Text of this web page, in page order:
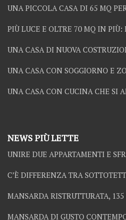
UNA PICCOLA CASA DI 65 MQ
PIÙ LUCE E OLTRE 70 MQ IN PIÙ:
UNA CASA DI NUOVA
UNA CASA CON SOGGIORNO E
UNA CASA CON CUCINA CHE SI
NEWS PIÙ LETTE
UNIRE DUE APPARTAMENTI E
C’È DIFFERENZA TRA
MANSARDA RISTRUTTURATA,
MANSARDA DI GUSTO